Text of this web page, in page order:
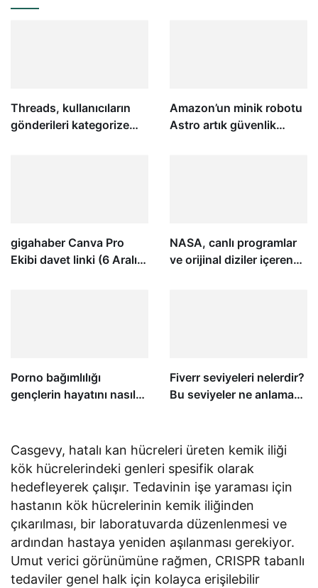
Threads, kullanıcıların
gönderileri kategorize
Amazon’un minik robotu
Astro artık güvenlik
gigahaber Canva Pro
Ekibi davet linki (6 Aralık
NASA, canlı programlar
ve orijinal diziler içeren
Porno bağımlılığı
gençlerin hayatını nasıl
Fiverr seviyeleri nelerdir?
Bu seviyeler ne anlama
Casgevy, hatalı kan hücreleri üreten kemik iliği
kök hücrelerindeki genleri spesifik olarak
hedefleyerek çalışır. Tedavinin işe yaraması için
hastanın kök hücrelerinin kemik iliğinden
çıkarılması, bir laboratuvarda düzenlenmesi ve
ardından hastaya yeniden aşılanması gerekiyor.
Umut verici görünümüne rağmen, CRISPR tabanlı
tedaviler genel halk için kolayca erişilebilir